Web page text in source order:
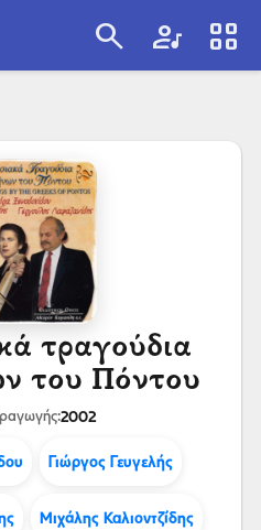
search artist view_cozy
τραγούδια
του Πόντου
2002
Γιώργος Γευγελής
Μιχάλης Καλιοντζίδης